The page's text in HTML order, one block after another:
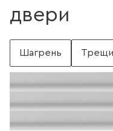
двери
Шагрень
Поверхность без
Без трещин
Без зернистости